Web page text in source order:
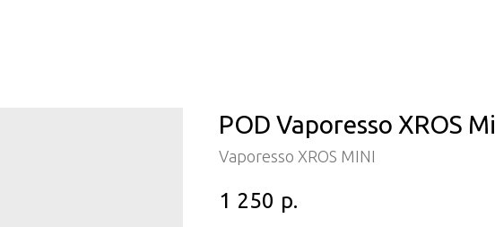
POD Vaporesso XROS
Vaporesso XROS MINI
1 250 р.